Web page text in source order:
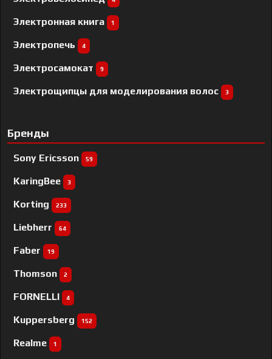
Электронная книга 1
Электропечь 4
Электросамокат 9
Электрощипцы для моделирования волос 3
Бренды
Sony Ericsson 59
KaringBee 3
Korting 233
Liebherr 64
Faber 19
Thomson 2
FORNELLI 4
Kuppersberg 152
Realme 1